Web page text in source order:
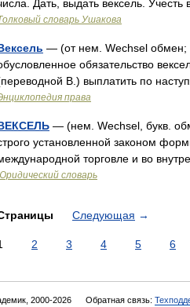
Дать, выдать вексель. Учесть
словарь Ушакова
— (от нем. Wechsel обмен;
обязательство
В.) выплатить по
права
— (нем. Wechsel, букв.
установленной законом
торговле и во
словарь
Следующая →
2 3 4 5 6
2000-2026 Обратная связь: